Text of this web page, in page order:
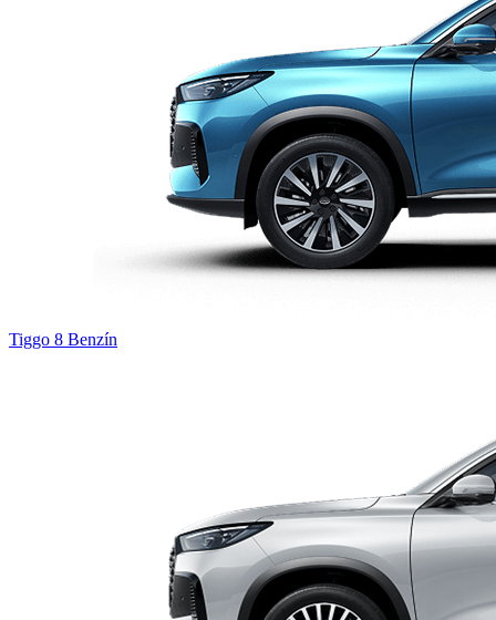
Tiggo 8 Benzín